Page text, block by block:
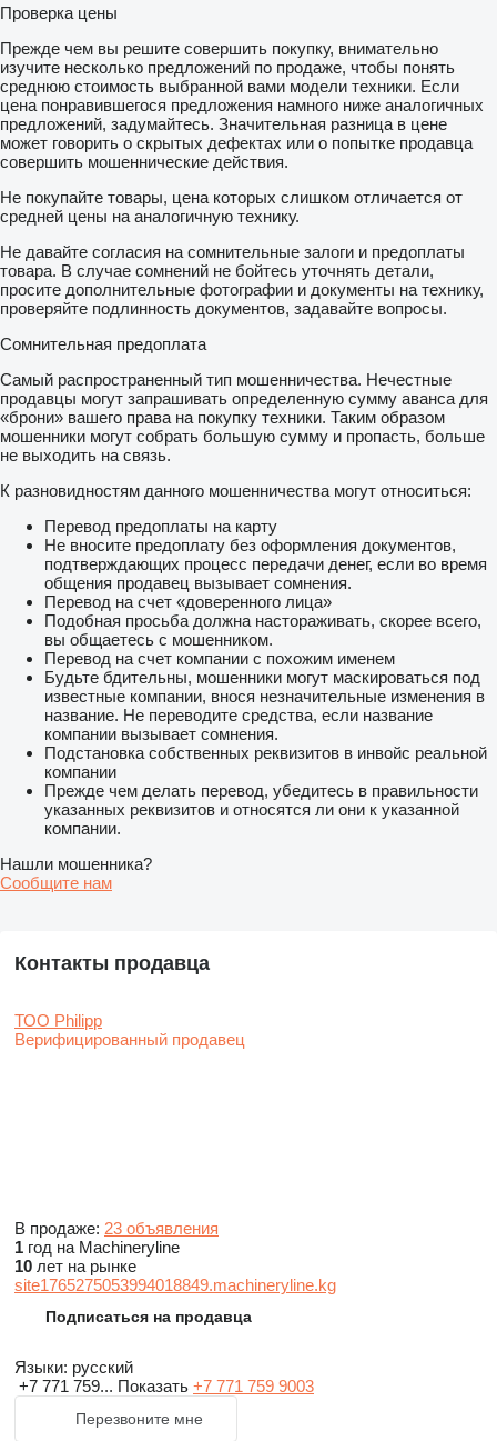
Проверка цены
Прежде чем вы решите совершить покупку, внимательно
изучите несколько предложений по продаже, чтобы понять
среднюю стоимость выбранной вами модели техники. Если
цена понравившегося предложения намного ниже аналогичных
предложений, задумайтесь. Значительная разница в цене
может говорить о скрытых дефектах или о попытке продавца
совершить мошеннические действия.
Не покупайте товары, цена которых слишком отличается от
средней цены на аналогичную технику.
Не давайте согласия на сомнительные залоги и предоплаты
товара. В случае сомнений не бойтесь уточнять детали,
просите дополнительные фотографии и документы на технику,
проверяйте подлинность документов, задавайте вопросы.
Сомнительная предоплата
Самый распространенный тип мошенничества. Нечестные
продавцы могут запрашивать определенную сумму аванса для
«брони» вашего права на покупку техники. Таким образом
мошенники могут собрать большую сумму и пропасть, больше
не выходить на связь.
К разновидностям данного мошенничества могут относиться:
Перевод предоплаты на карту
Не вносите предоплату без оформления документов,
подтверждающих процесс передачи денег, если во время
общения продавец вызывает сомнения.
Перевод на счет «доверенного лица»
Подобная просьба должна настораживать, скорее всего,
вы общаетесь с мошенником.
Перевод на счет компании с похожим именем
Будьте бдительны, мошенники могут маскироваться под
известные компании, внося незначительные изменения в
название. Не переводите средства, если название
компании вызывает сомнения.
Подстановка собственных реквизитов в инвойс реальной
компании
Прежде чем делать перевод, убедитесь в правильности
указанных реквизитов и относятся ли они к указанной
компании.
Нашли мошенника?
Сообщите нам
Контакты продавца
ТОО Philipp
Верифицированный продавец
В продаже: 23 объявления
1 год на Machineryline
10 лет на рынке
site1765275053994018849.machineryline.kg
Подписаться на продавца
Языки: русский
+7 771 759... Показать +7 771 759 9003
Перезвоните мне